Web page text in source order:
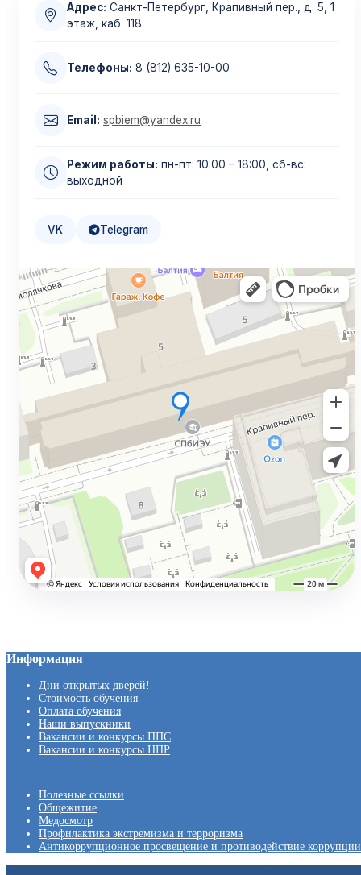
Адрес: Санкт-Петербург, Крапивный пер., д. 5, 1
этаж, каб. 118
Телефоны: 8 (812) 635-10-00
Email: spbiem@yandex.ru
Режим работы: пн-пт: 10:00 – 18:00, сб-вс:
выходной
VK Telegram
Информация
Дни открытых дверей!
Стоимость обучения
Оплата обучения
Наши выпускники
Вакансии и конкурсы ППС
Вакансии и конкурсы НПР
Полезные ссылки
Общежитие
Медосмотр
Профилактика экстремизма и терроризма
Антикоррупционное просвещение и противодействие коррупции